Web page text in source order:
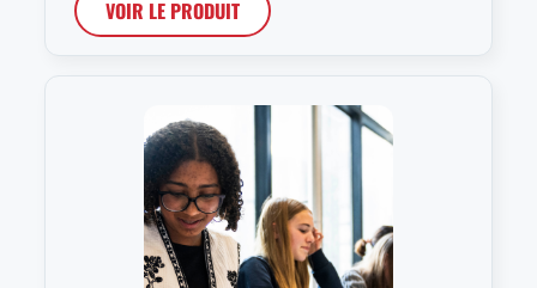
VOIR LE PRODUIT